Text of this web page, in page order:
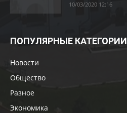
10/03/2020 12:16
ПОПУЛЯРНЫЕ КАТЕГОРИИ
Новости
Общество
Разное
Экономика